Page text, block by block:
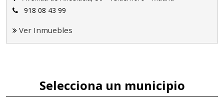
918 08 43 99
Ver Inmuebles
Selecciona un municipio